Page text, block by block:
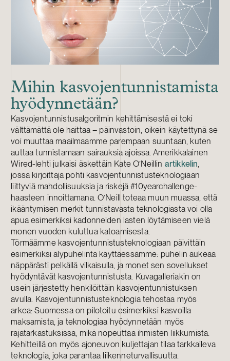
Mihin kasvojentunnistamista
hyödynnetään?
Kasvojentunnistusalgoritmin kehittämisestä ei toki
välttämättä ole haittaa – päinvastoin, oikein käytettynä se
voi muuttaa maailmaamme parempaan suuntaan, kuten
auttaa tunnistamaan sairauksia ajoissa. Amerikkalainen
Wired-lehti julkaisi äskettäin Kate O’Neillin artikkelin
jossa kirjoittaja pohti kasvojentunnistusteknologiaan
liittyviä mahdollisuuksia ja riskejä #10yearchallenge-
haasteen innoittamana. O’Neill toteaa muun muassa, että
ikääntymisen merkit tunnistavasta teknologiasta voi olla
apua esimerkiksi kadonneiden lasten löytämiseen vielä
monen vuoden kuluttua katoamisesta.
Törmäämme kasvojentunnistusteknologiaan päivittäin
esimerkiksi älypuhelinta käyttäessämme: puhelin aukeaa
näppärästi pelkällä vilkaisulla, ja monet sen sovellukset
hyödyntävät kasvojentunnistusta. Kuvagalleriakin on
usein järjestetty henkilöittäin kasvojentunnistuksen
avulla. Kasvojentunnistusteknologia tehostaa myös
arkea: Suomessa on pilotoitu esimerkiksi kasvoilla
maksamista, ja teknologiaa hyödynnetään myös
rajatarkastuksissa, mikä nopeuttaa ihmisten liikkumista.
Kehitteillä on myös ajoneuvon kuljettajan tilaa tarkkaileva
teknologia, joka parantaa liikenneturvallisuutta.